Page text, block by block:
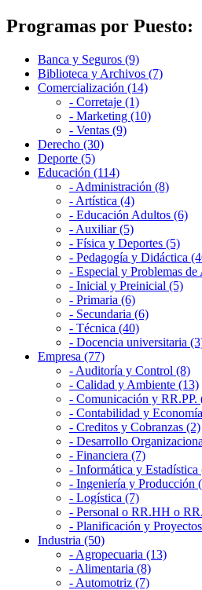
Programas por Puesto:
Banca y Seguros (9)
Biblioteca y Archivos (7)
Comercialización (14)
- Corretaje (1)
- Marketing (10)
- Ventas (9)
Derecho (30)
Deporte (5)
Educación (114)
- Administración (8)
- Artística (4)
- Educación Adultos (6)
- Auxiliar (5)
- Física y Deportes (5)
- Pedagogía y Didáctica
- Especial y Problemas
- Inicial y Preinicial (5)
- Primaria (6)
- Secundaria (6)
- Técnica (40)
- Docencia universitaria
Empresa (77)
- Auditoría y Control (8)
- Calidad y Ambiente (13)
- Comunicación y RR.PP.
- Contabilidad y
- Creditos y Cobranzas (2)
- Desarrollo
- Financiera (7)
- Informática y Estadística
- Ingeniería y Producción
- Logística (7)
- Personal o RR.HH o
- Planificación y
Industria (50)
- Agropecuaria (13)
- Alimentaria (8)
- Automotriz (7)